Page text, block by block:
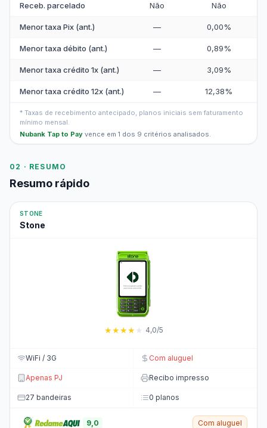
Receb. parcelado Não Não
Menor taxa Pix (ant.) — 0,00%
Menor taxa débito (ant.) — 0,89%
Menor taxa crédito 1x (ant.) — 3,09%
Menor taxa crédito 12x (ant.) — 12,38%
* Taxas de recebimento antecipado, planos iniciais sem faturamento
mínimo mensal.
Nubank Tap to Pay vence em 1 dos 9 critérios analisados.
02 · RESUMO
Resumo rápido
STONE
Stone
★★★★ ★ 4,0/5
WiFi / 3G Com aluguel
Apenas PJ Recibo impresso
27 bandeiras 0 planos
9,0 Com aluguel